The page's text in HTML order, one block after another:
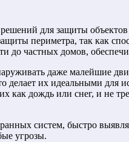
для защиты
периметра, так как
частных домов,
даже малейшие
их идеальными для
дождь или снег, и не
систем, быстро
угрозы.